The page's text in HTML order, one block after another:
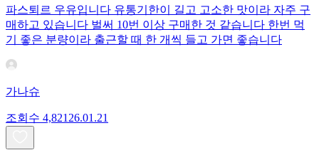
파스퇴르 우유입니다 유통기한이 길고 고소한 맛이라 자주 구
매하고 있습니다 벌써 10번 이상 구매한 것 같습니다 한번 먹
기 좋은 분량이라 출근할 때 한 개씩 들고 가면 좋습니다
가나슈
조회수 4,821 26.01.21